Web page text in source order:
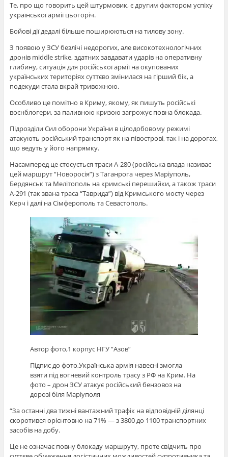
Те, про що говорить цей штурмовик, є другим фактором успіху
української армії цьогоріч.
Бойові дії дедалі більше поширюються на тилову зону.
З появою у ЗСУ безлічі недорогих, але високотехнологічних
дронів middle strike, здатних завдавати ударів на оперативну
глибину, ситуація для російської армії на окупованих
українських територіях суттєво змінилася на гірший бік, а
подекуди стала вкрай тривожною.
Особливо це помітно в Криму, якому, як пишуть російські
воєнблогери, за паливною кризою загрожує повна блокада.
Підрозділи Сил оборони України в цілодобовому режимі
атакують російський транспорт як на півострові, так і на дорогах,
що ведуть у його напрямку.
Насамперед це стосується траси А-280 (російська влада називає
цей маршрут “Новоросія”) з Таганрога через Маріуполь,
Бердянськ та Мелітополь на кримські перешийки, а також траси
А-291 (так звана траса “Таврида”) від Кримського мосту через
Керч і далі на Сімферополь та Севастополь.
Автор фото,1 корпус НГУ “Азов”
Підпис до фото,Українська армія навесні змогла
взяти під вогневий контроль трасу з РФ на Крим. На
фото – дрон ЗСУ атакує російський бензовоз на
дорозі біля Маріуполя
“За останні два тижні вантажний трафік на відповідній ділянці
скоротився орієнтовно на 71% — з 3800 до 1100 транспортних
засобів на добу.
Це не означає повну блокаду маршруту, проте свідчить про